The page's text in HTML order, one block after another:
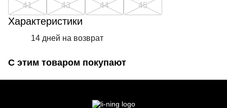
41 43 44 45
Характеристики
14 дней на возврат
С этим товаром покупают